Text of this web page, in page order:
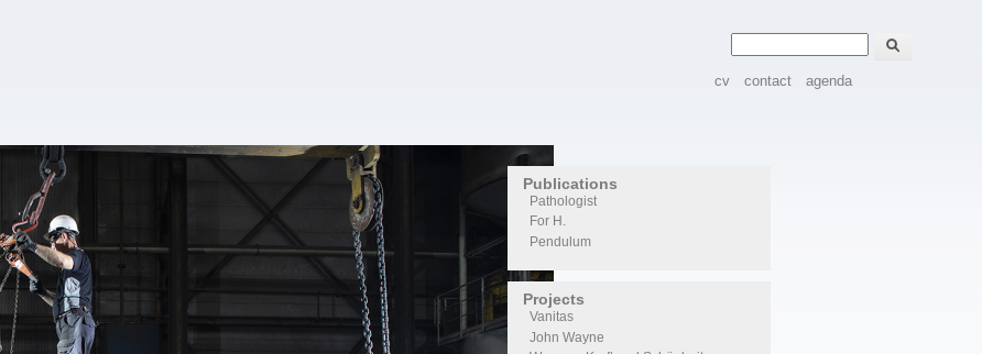
cv contact agenda
Zoekveld
Zoeken
Publications
Pathologist
For H.
Pendulum
Projects
Vanitas
John Wayne